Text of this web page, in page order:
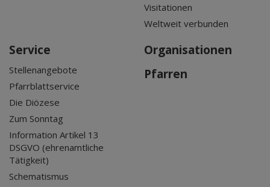
Visitationen
Weltweit verbunden
Service
Stellenangebote
Pfarrblattservice
Die Diözese
Zum Sonntag
Information Artikel 13
DSGVO (ehrenamtliche
Tätigkeit)
Schematismus
Organisationen
Pfarren